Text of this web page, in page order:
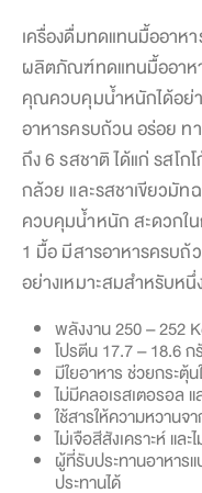
เครื่องดื่มทดแทนมื้ออา
ผลิตภัณฑ์ทดแทนมื้ออาห
คุณควบคุมน้ำหนักได้อย่
อาหารครบถ้วน อร่อย
ถึง 6 รสชาติ ได้แก่ รสโก
กล้วย และรสชาเขียวมัท
ควบคุมน้ำหนัก สะดวกใ
1 มื้อ มีสารอาหารครบถ้
อย่างเหมาะสมสำหรับห
พลังงาน 250 – 252
โปรตีน 17.7 – 18.6
มีใยอาหาร ช่วยกระตุ้
ไม่มีคลอเรสเตอรอล
ใช้สารให้ความหวานจ
ไม่เจือสีสังเคราะห์ และ
ผู้ที่รับประทานอาหาร
ประทานได้